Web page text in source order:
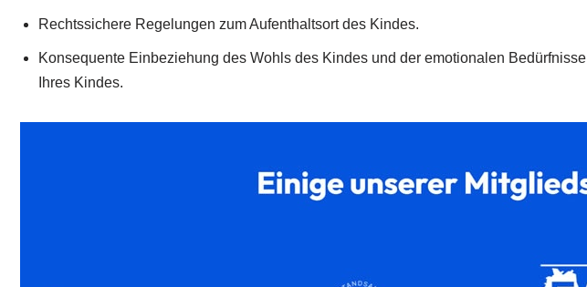
Rechtssichere Regelungen zum Aufenthaltsort des Kindes.
Konsequente Einbeziehung des Wohls des Kindes und der emotionalen Bedürfnisse
Ihres Kindes.